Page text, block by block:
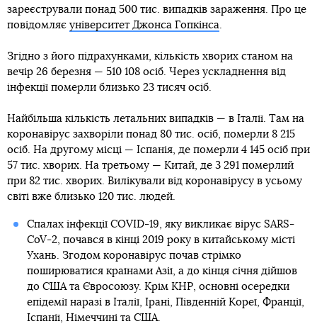
зареєстрували понад 500 тис. випадків зараження. Про це
повідомляє університет Джонса Гопкінса.
Згідно з його підрахунками, кількість хворих станом на
вечір 26 березня — 510 108 осіб. Через ускладнення від
інфекції померли близько 23 тисяч осіб.
Найбільша кількість летальних випадків — в Італії. Там на
коронавірус захворіли понад 80 тис. осіб, померли 8 215
осіб. На другому місці — Іспанія, де померли 4 145 осіб при
57 тис. хворих. На третьому — Китай, де 3 291 померлий
при 82 тис. хворих. Вилікували від коронавірусу в усьому
світі вже близько 120 тис. людей.
Спалах інфекції COVID-19, яку викликає вірус SARS-
CoV-2, почався в кінці 2019 року в китайському місті
Ухань. Згодом коронавірус почав стрімко
поширюватися країнами Азії, а до кінця січня дійшов
до США та Євросоюзу. Крім КНР, основні осередки
епідемії наразі в Італії, Ірані, Південній Кореї, Франції,
Іспанії, Німеччині та США.